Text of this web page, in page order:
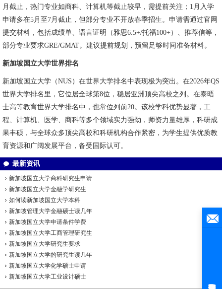
月截止，热门专业如商科、计算机等截止较早，需提前关注；1月入学
申请多在5月至7月截止，但部分专业不开放春季招生。申请需通过官网
提交材料，包括成绩单、语言证明（雅思6.5+/托福100+）、推荐信等，
部分专业要求GRE/GMAT。建议提前规划，预留足够时间准备材料。
新加坡国立大学世界排名
新加坡国立大学（NUS）在世界大学排名中表现极为突出。在2026年QS
世界大学排名里，它位居全球第8位，稳居亚洲顶尖高校之列。在泰晤
士高等教育世界大学排名中，也常位列前20。该校学科优势显著，工
程、计算机、医学、商科等多个领域实力强劲，师资力量雄厚，科研成
果丰硕，与全球众多顶尖高校和科研机构合作紧密，为学生提供优质教
育资源和广阔发展平台，备受国际认可。
最新资讯
新加坡国立大学商科研究生申请
新加坡国立大学金融学研究生
如何读新加坡国立大学本科
新加坡管理大学金融硕士读几年
新加坡国立大学申请条件学费
新加坡国立大学工商管理研究生
新加坡国立大学研究生要求
新加坡国立大学的研究生读几年
新加坡国立大学化学硕士申请
新加坡国立大学工业设计硕士